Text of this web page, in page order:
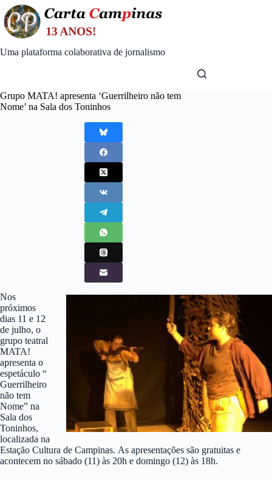
Skip
to
content
Uma plataforma colaborativa de jornalismo
Grupo MATA! apresenta ‘Guerrilheiro não tem
Nome’ na Sala dos Toninhos
Nos
próximos
dias 11 e 12
de julho, o
grupo teatral
MATA!
apresenta o
espetáculo “
Guerrilheiro
não tem
Nome” na
Sala dos
Toninhos,
localizada na
Estação Cultura de Campinas. As apresentações são gratuitas e
acontecem no sábado (11) às 20h e domingo (12) às 18h.